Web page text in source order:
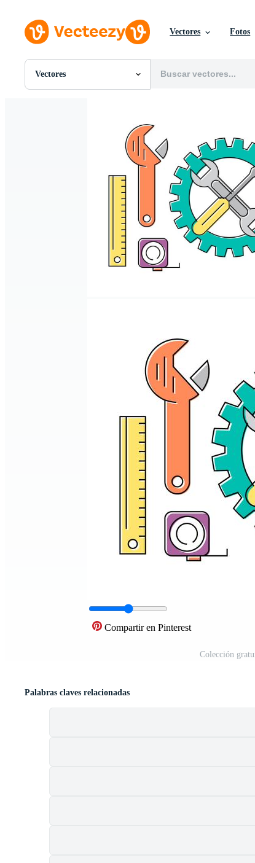
Vectores Fotos
Vectores
Todas Imágenes
Gráficos en Movimiento
Imágenes Editoriales
Eventos Editoriales
Compartir en Pinterest
Colección
Palabras claves relacionadas